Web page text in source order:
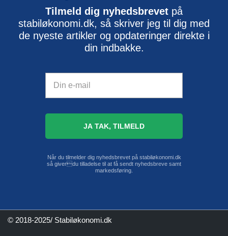
Tilmeld dig nyhedsbrevet på
stabiløkonomi.dk, så skriver jeg til dig med
de nyeste artikler og opdateringer direkte i
din indbakke.
Når du tilmelder dig nyhedsbrevet på stabiløkonomi.dk
så giverdu tilladelse til at få sendt nyhedsbreve samt
markedsføring.
© 2018-2025/ Stabiløkonomi.dk